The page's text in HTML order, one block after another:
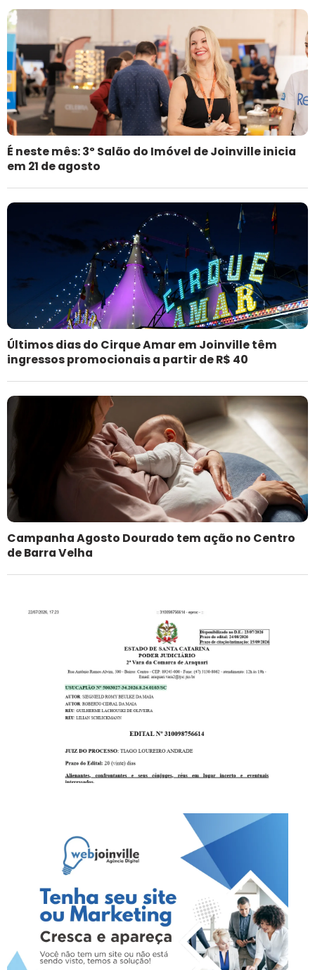
É neste mês: 3º Salão do Imóvel de Joinville inicia
em 21 de agosto
Últimos dias do Cirque Amar em Joinville têm
ingressos promocionais a partir de R$ 40
Campanha Agosto Dourado tem ação no Centro
de Barra Velha